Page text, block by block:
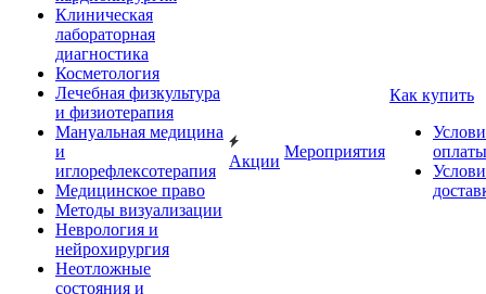
Клиническая
лабораторная
диагностика
Косметология
Лечебная физкультура
и физиотерапия
Мануальная медицина
и
иглорефлексотерапия
Медицинское право
Методы визуализации
Неврология и
нейрохирургия
Неотложные
состояния и
Акции
Мероприятия
Как купить
оплаты